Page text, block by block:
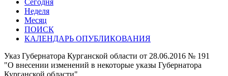
Сегодня
Неделя
Месяц
ПОИСК
КАЛЕНДАРЬ ОПУБЛИКОВАНИЯ
Указ Губернатора Курганской области от 28.06.2016 № 191
"О внесении изменений в некоторые указы Губернатора
Курганской области"